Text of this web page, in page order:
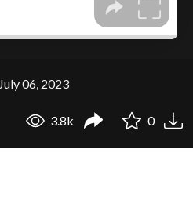
July 06, 2023
3.8k 0